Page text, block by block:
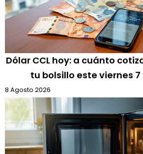
Dólar CCL hoy: a cuánto
tu bolsillo este viernes
8 Agosto 2026